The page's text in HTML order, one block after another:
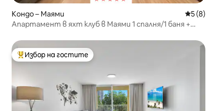
Кондо – Маями Средна
5 (8)
Апартамент в яхт клуб в Маями 1 спалня/1 баня +
Най-популярен избор на гостите
Избор на гостите